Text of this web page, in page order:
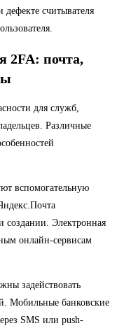
считывателя
2FA: почта,
для служб,
Различные
вспомогательную
создании. Электронная
онлайн-сервисам
задействовать
Мобильные банковские
SMS или push-